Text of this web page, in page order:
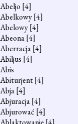
Abeljo [4]
Abelkowy[4]
Abelowy[4]
Abeona[4]
Aberracja[4]
Abiljus [4]
Abis
Abiturjent[4]
Abja[4]
Abjuracja[4]
Abjurować [4]